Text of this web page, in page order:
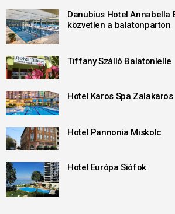
Danubius Hotel Annabella
közvetlen a balatonparton
Tiffany Szálló Balatonlelle
Hotel Karos Spa Zalakaros
Hotel Pannonia Miskolc
Hotel Európa Siófok